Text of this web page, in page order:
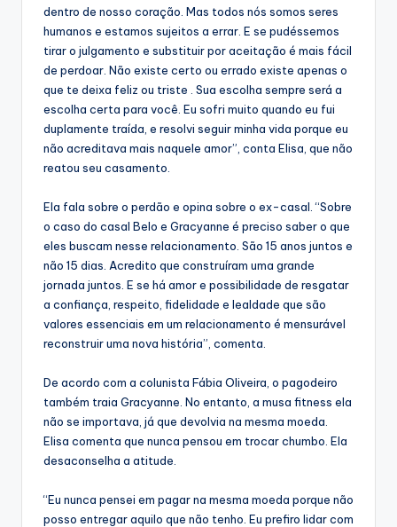
dentro de nosso coração. Mas todos nós somos seres
humanos e estamos sujeitos a errar. E se pudéssemos
tirar o julgamento e substituir por aceitação é mais fácil
de perdoar. Não existe certo ou errado existe apenas o
que te deixa feliz ou triste . Sua escolha sempre será a
escolha certa para você. Eu sofri muito quando eu fui
duplamente traída, e resolvi seguir minha vida porque eu
não acreditava mais naquele amor”, conta Elisa, que não
reatou seu casamento.
Ela fala sobre o perdão e opina sobre o ex-casal. “Sobre
o caso do casal Belo e Gracyanne é preciso saber o que
eles buscam nesse relacionamento. São 15 anos juntos e
não 15 dias. Acredito que construíram uma grande
jornada juntos. E se há amor e possibilidade de resgatar
a confiança, respeito, fidelidade e lealdade que são
valores essenciais em um relacionamento é mensurável
reconstruir uma nova história”, comenta.
De acordo com a colunista Fábia Oliveira, o pagodeiro
também traia Gracyanne. No entanto, a musa fitness ela
não se importava, já que devolvia na mesma moeda.
Elisa comenta que nunca pensou em trocar chumbo. Ela
desaconselha a atitude.
“Eu nunca pensei em pagar na mesma moeda porque não
posso entregar aquilo que não tenho. Eu prefiro lidar com